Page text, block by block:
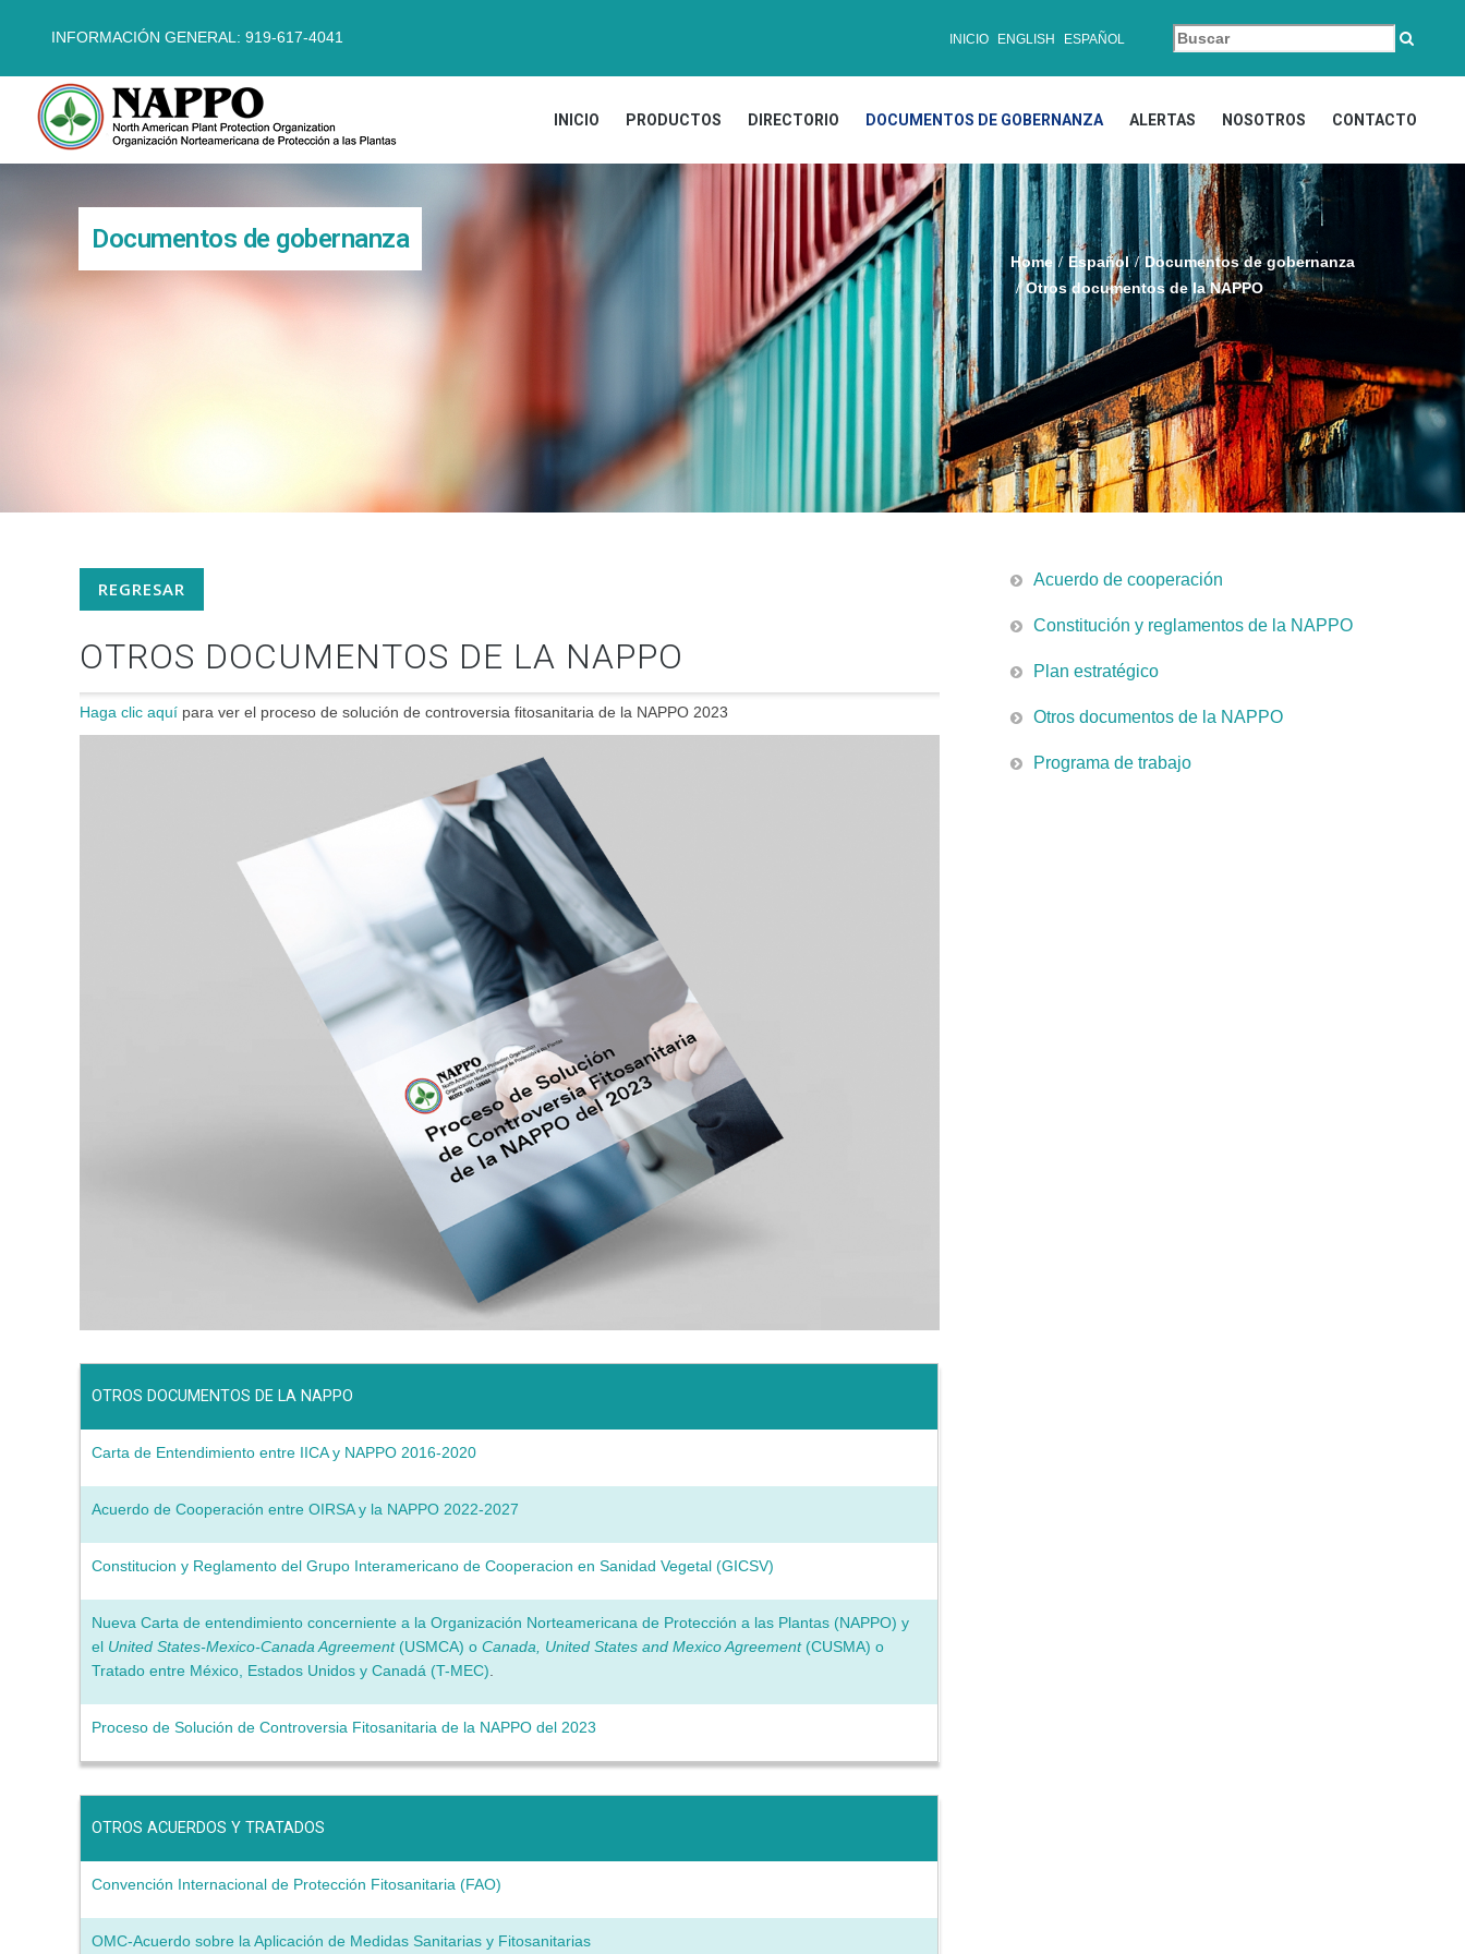
INFORMACIÓN GENERAL: 919-617-4041 INICIO ENGLISH ESPAÑOL
INICIO PRODUCTOS DIRECTORIO DOCUMENTOS DE GOBERNANZA ALERTAS NOSOTROS CONTACTO
Documentos de gobernanza
Home Español
Documentos de gobernanza
Otros documentos de la NAPPO
REGRESAR
OTROS DOCUMENTOS DE LA NAPPO
Haga clic aquí para ver el proceso de solución de controversia fitosanitaria de la NAPPO 2023
OTROS DOCUMENTOS DE LA NAPPO
Carta de Entendimiento entre IICA y NAPPO 2016-2020
Acuerdo de Cooperación entre OIRSA y la NAPPO 2022-2027
Constitucion y Reglamento del Grupo Interamericano de Cooperacion en Sanidad Vegetal (GICSV)
Nueva Carta de entendimiento concerniente a la Organización Norteamericana de Protección a las Plantas (NAPPO) y
el United States-Mexico-Canada Agreement(USMCA) o Canada, United States and Mexico Agreement(CUSMA) o
Tratado entre México, Estados Unidos y Canadá (T-MEC)
Proceso de Solución de Controversia Fitosanitaria de la NAPPO del 2023
OTROS ACUERDOS Y TRATADOS
Convención Internacional de Protección Fitosanitaria (FAO)
OMC-Acuerdo sobre la Aplicación de Medidas Sanitarias y Fitosanitarias
Acuerdo de cooperación
Constitución y reglamentos de la NAPPO
Plan estratégico
Otros documentos de la NAPPO
Programa de trabajo